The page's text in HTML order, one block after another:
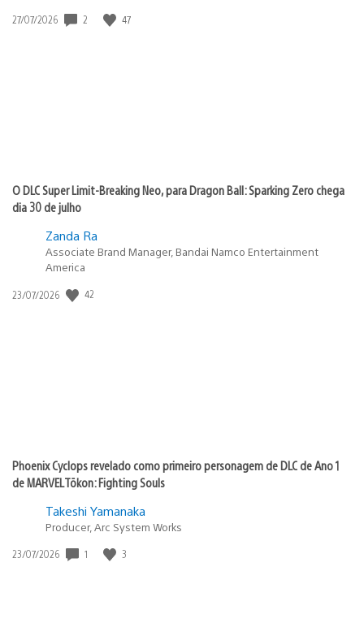
Data
27/07/2026 2 47
O DLC Super Limit-Breaking Neo, para Dragon Ball: Sparking Zero chega
dia 30 de julho
Zanda Ra
Associate Brand Manager, Bandai Namco Entertainment
America
Data
23/07/2026 42
Phoenix Cyclops revelado como primeiro personagem de DLC de Ano 1
de MARVEL Tōkon: Fighting Souls
Takeshi Yamanaka
Producer, Arc System Works
Data
23/07/2026 1 3